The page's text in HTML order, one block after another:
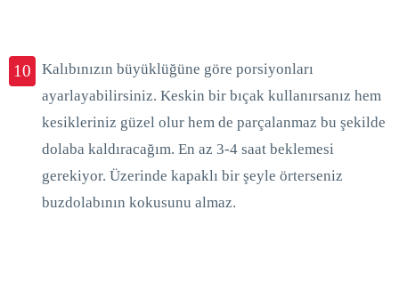
10
Kalıbınızın büyüklüğüne göre porsiyonları
ayarlayabilirsiniz. Keskin bir bıçak kullanırsanız hem
kesikleriniz güzel olur hem de parçalanmaz bu şekilde
dolaba kaldıracağım. En az 3-4 saat beklemesi
gerekiyor. Üzerinde kapaklı bir şeyle örterseniz
buzdolabının kokusunu almaz.